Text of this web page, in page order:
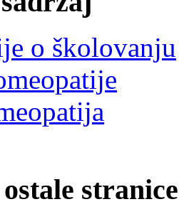
o školovanju
stranice